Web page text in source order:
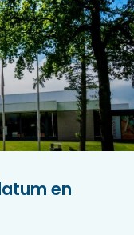
en